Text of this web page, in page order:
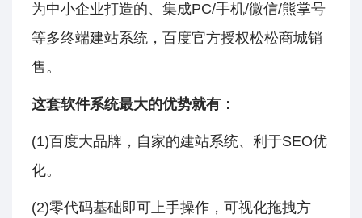
为中小企业打造的、集成PC/手机/微信/熊掌号
等多终端建站系统，百度官方授权松松商城销
售。
这套软件系统最大的优势就有：
(1)百度大品牌，自家的建站系统、利于SEO优
化。
(2)零代码基础即可上手操作，可视化拖拽方